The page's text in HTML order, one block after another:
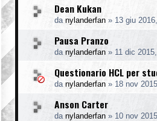
Dean Kukan
da nylanderfan » 13 giu
Pausa Pranzo
da nylanderfan » 11 dic
Questionario HCL per
da nylanderfan » 18 nov
Anson Carter
da nylanderfan » 10 nov